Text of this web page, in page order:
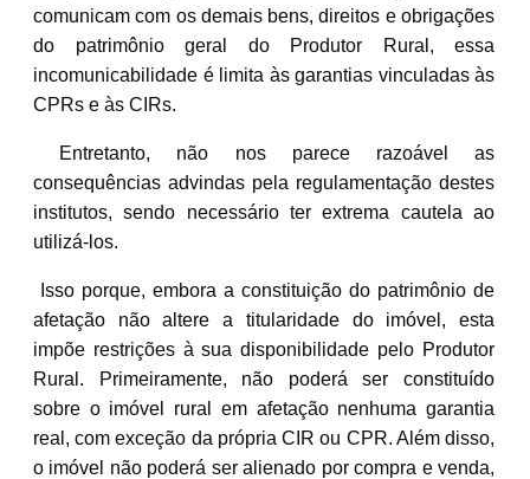
comunicam com os demais bens, direitos e obrigações
do patrimônio geral do Produtor Rural, essa
incomunicabilidade é limita às garantias vinculadas às
CPRs e às CIRs.
Entretanto, não nos parece razoável as
consequências advindas pela regulamentação destes
institutos, sendo necessário ter extrema cautela ao
utilizá-los.
Isso porque, embora a constituição do patrimônio de
afetação não altere a titularidade do imóvel, esta
impõe restrições à sua disponibilidade pelo Produtor
Rural. Primeiramente, não poderá ser constituído
sobre o imóvel rural em afetação nenhuma garantia
real, com exceção da própria CIR ou CPR. Além disso,
o imóvel não poderá ser alienado por compra e venda,